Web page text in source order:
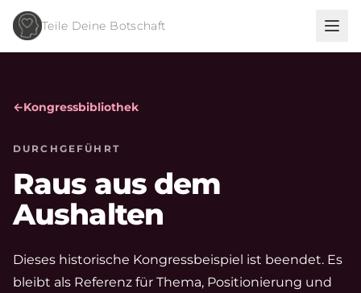
Teile Deine Botschaft
←Kongressbibliothek
DURCHGEFÜHRT
Raus aus dem
Aushalten
Dieses historische Kongressbeispiel ist beendet. Es
bleibt als Referenz für Thema, Positionierung und